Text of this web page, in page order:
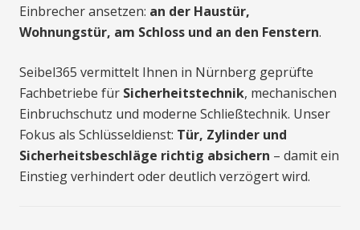
Einbrecher ansetzen: an der Haustür,
Wohnungstür, am Schloss und an den Fenstern.
Seibel365 vermittelt Ihnen in Nürnberg geprüfte
Fachbetriebe für Sicherheitstechnik, mechanischen
Einbruchschutz und moderne Schließtechnik. Unser
Fokus als Schlüsseldienst: Tür, Zylinder und
Sicherheitsbeschläge richtig absichern – damit ein
Einstieg verhindert oder deutlich verzögert wird.